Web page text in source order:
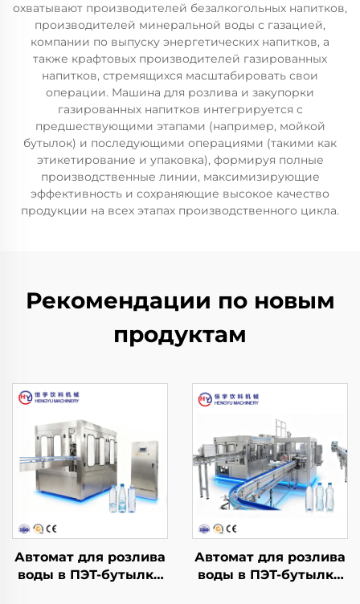
охватывают производителей безалкогольных напитков,
производителей минеральной воды с газацией,
компании по выпуску энергетических напитков, а
также крафтовых производителей газированных
напитков, стремящихся масштабировать свои
операции. Машина для розлива и закупорки
газированных напитков интегрируется с
предшествующими этапами (например, мойкой
бутылок) и последующими операциями (такими как
этикетирование и упаковка), формируя полные
производственные линии, максимизирующие
эффективность и сохраняющие высокое качество
продукции на всех этапах производственного цикла.
Рекомендации по новым
продуктам
Автомат для розлива
воды в ПЭТ-бутылки
Автомат для розлива
воды в ПЭТ-бутылки